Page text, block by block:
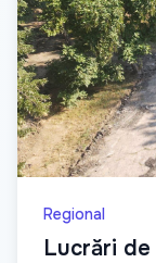
Regional
Lucrări